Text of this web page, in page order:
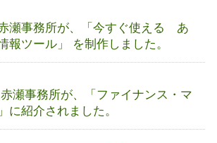
瀬事務所が、「今すぐ使える あ
報ツール」 を制作しました。
瀬事務所が、「ファイナンス・マ
に紹介されました。